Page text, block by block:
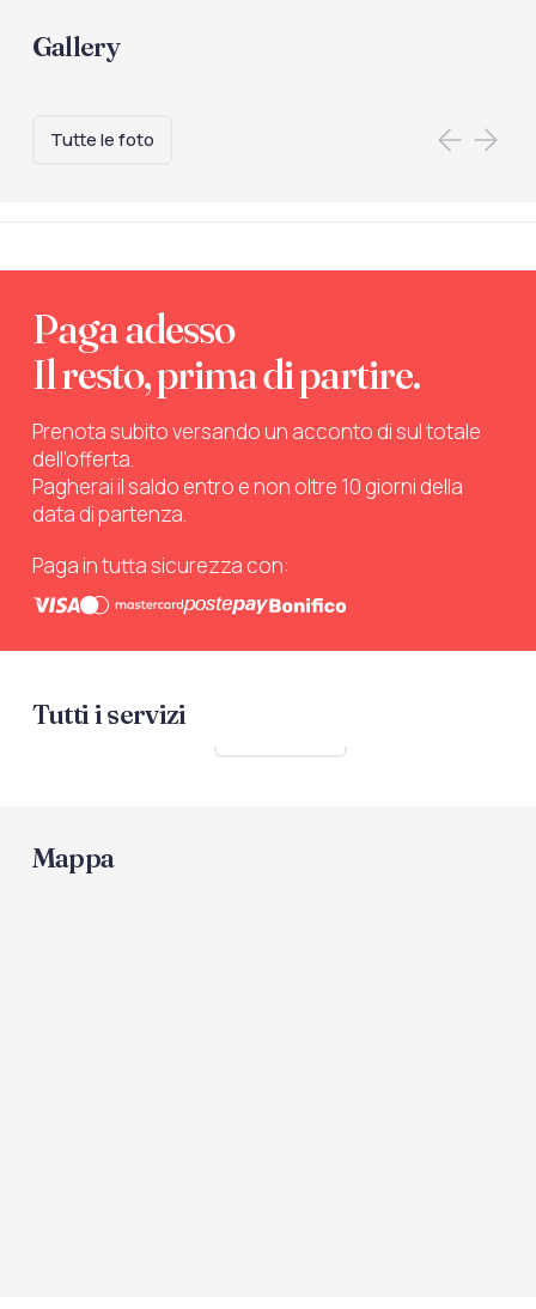
Gallery
Tutte le foto
Paga adesso
Il resto, prima di partire.
Prenota subito versando un acconto di sul totale
dell’offerta.
Pagherai il saldo entro e non oltre 10 giorni della
data di partenza.
Paga in tutta sicurezza con:
Tutti i servizi
Mappa